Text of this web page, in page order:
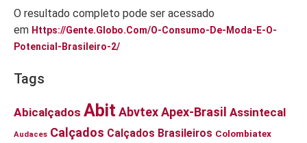
O resultado completo pode ser acessado
em Https://gente.globo.com/o-Consumo-De-Moda-E-O-
Potencial-Brasileiro-2/
Tags
Abicalçados Abit AbvtexApex-Brasil Assintecal
Audaces Calçados Calçados Brasileiros Colombiatex